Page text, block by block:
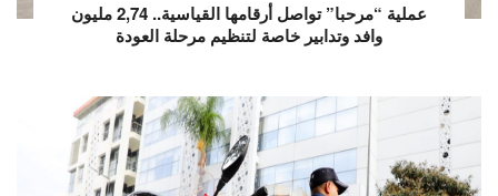
عملية “مرحبا” تواصل أرقامها القياسية.. 2,74 مليون
وافد وتدابير خاصة لتنظيم مرحلة العودة